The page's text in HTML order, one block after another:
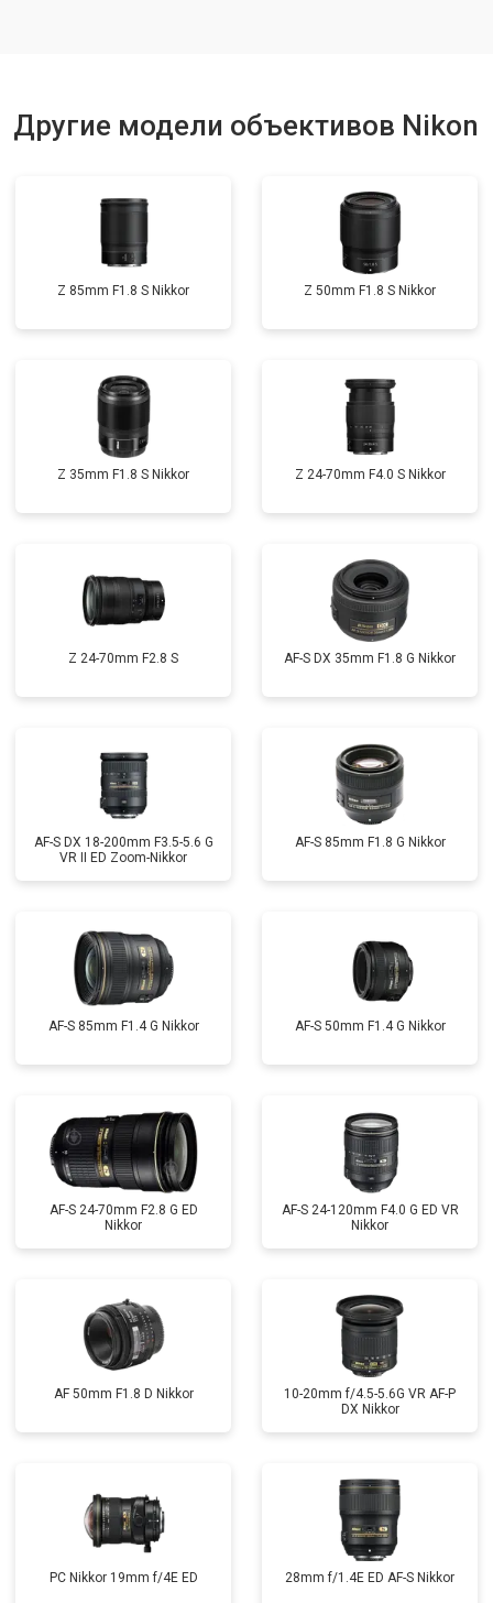
Другие модели объективов Nikon
Z 85mm F1.8 S Nikkor Z 50mm F1.8 S Nikkor
Z 35mm F1.8 S Nikkor Z 24-70mm F4.0 S Nikkor
Z 24-70mm F2.8 S AF-S DX 35mm F1.8 G Nikkor
AF-S DX 18-200mm F3.5-5.6 G
VR II ED Zoom-Nikkor
AF-S 85mm F1.8 G Nikkor
AF-S 85mm F1.4 G Nikkor AF-S 50mm F1.4 G Nikkor
AF-S 24-70mm F2.8 G ED
Nikkor
AF-S 24-120mm F4.0 G ED VR
Nikkor
AF 50mm F1.8 D Nikkor
10-20mm f/4.5-5.6G VR AF-P
DX Nikkor
PC Nikkor 19mm f/4E ED 28mm f/1.4E ED AF-S Nikkor